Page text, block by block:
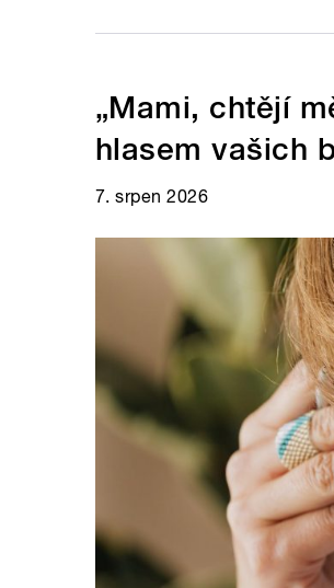
„Mami, chtějí
hlasem vašich
7. srpen 2026